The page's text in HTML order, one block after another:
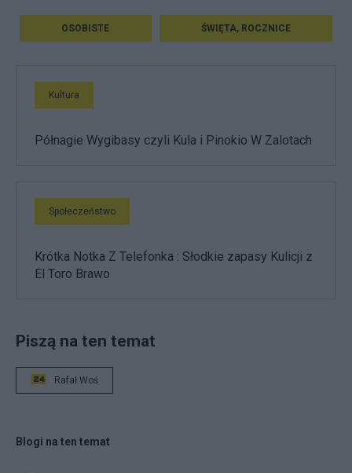
OSOBISTE ŚWIĘTA, ROCZNICE
Kultura
Półnagie Wygibasy czyli Kula i Pinokio W Zalotach
Społeczeństwo
Krótka Notka Z Telefonka : Słodkie zapasy Kulicji z
El Toro Brawo
Piszą na ten temat
Rafał Woś
Blogi na ten temat